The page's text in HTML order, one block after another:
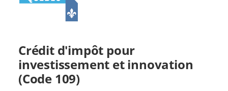
Crédit d'impôt pour
investissement et innovation
(Code 109)